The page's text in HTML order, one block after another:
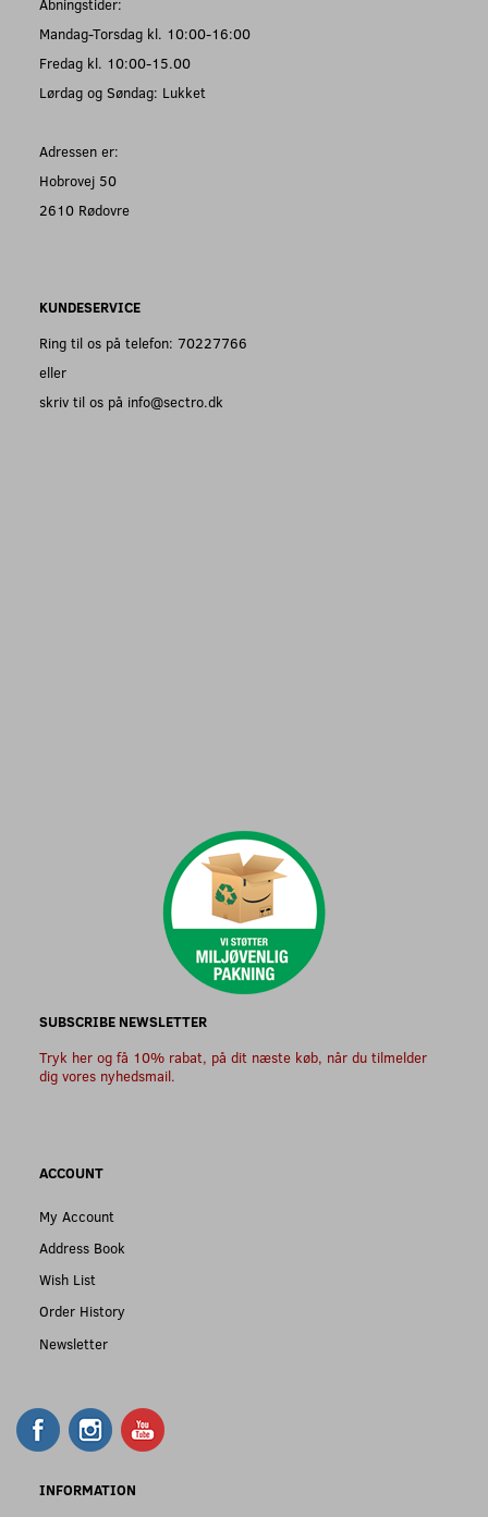
Mandag-Torsdag kl. 10:00-16:00
Fredag kl. 10:00-15.00
Lørdag og Søndag: Lukket
Adressen er:
Hobrovej 50
2610 Rødovre
KUNDESERVICE
Ring til os på telefon: 70227766
eller
skriv til os på info@sectro.dk
SUBSCRIBE NEWSLETTER
Tryk her og få 10% rabat, på dit næste køb, når du tilmelder
dig vores nyhedsmail.
ACCOUNT
My Account
Address Book
Wish List
Order History
Newsletter
INFORMATION